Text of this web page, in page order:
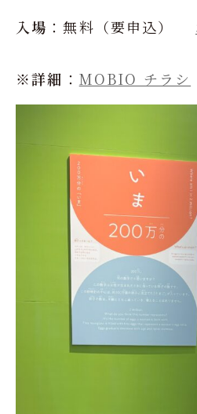
入場 ：無料（要申込）
※詳細 ： MOBIO チラシ